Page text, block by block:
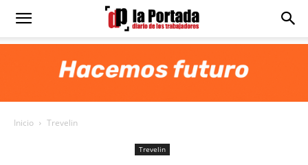
Diario
Inicio Trevelin
Trevelin